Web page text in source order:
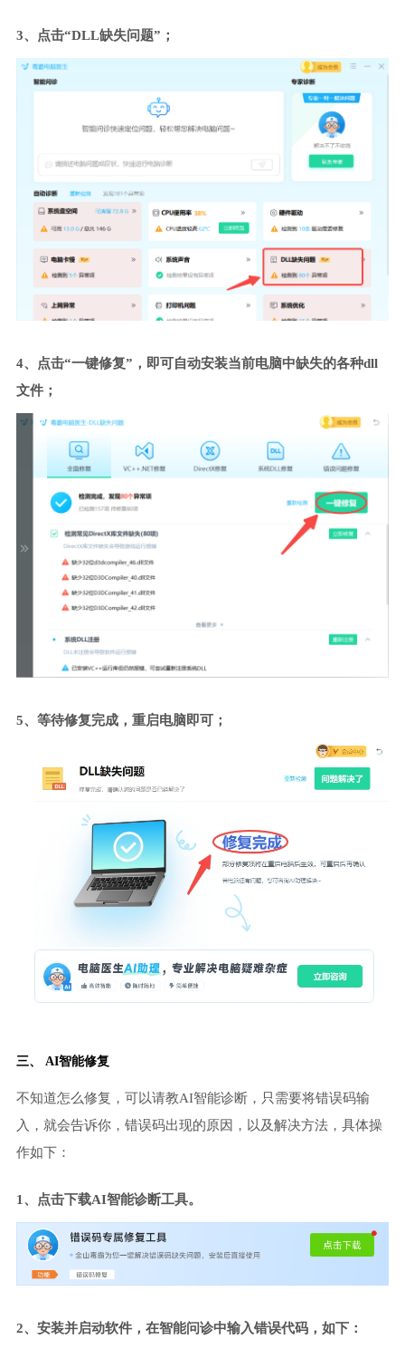
3、点击“DLL缺失问题”；
4、点击“一键修复”，即可自动安装当前电脑中缺失的各种dll
文件；
5、等待修复完成，重启电脑即可；
三、 AI智能修复
不知道怎么修复，可以请教AI智能诊断，只需要将错误码输
入，就会告诉你，错误码出现的原因，以及解决方法，具体操
作如下：
1、点击下载AI智能诊断工具。
2、安装并启动软件，在智能问诊中输入错误代码，如下：